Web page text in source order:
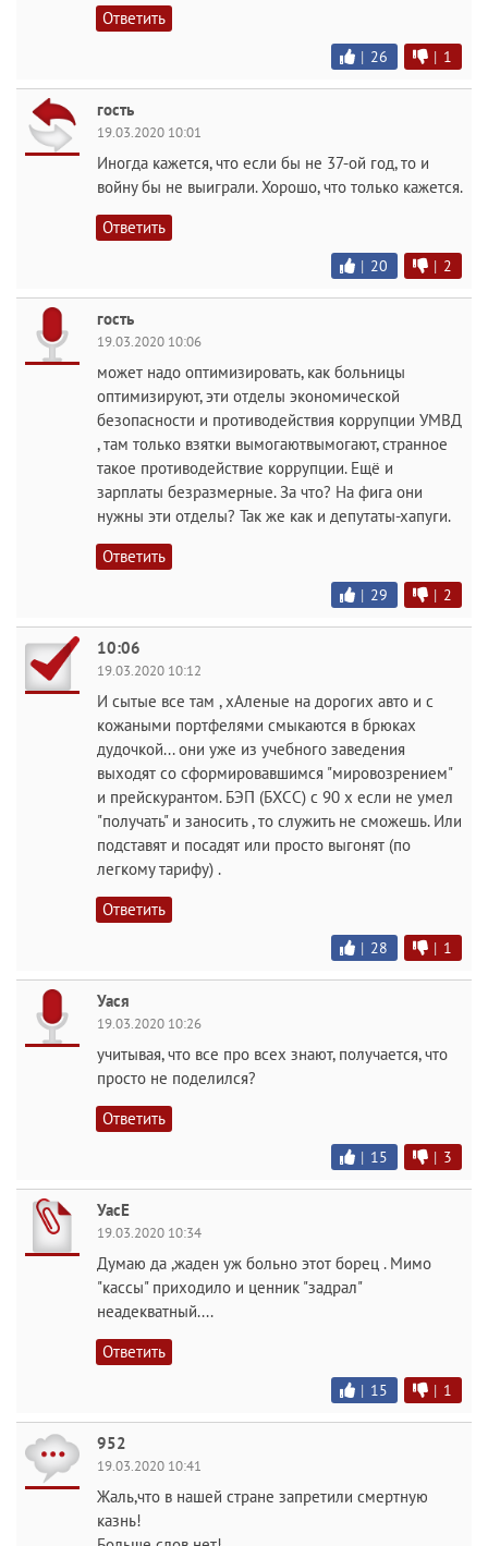
Ответить
| 26 | 1
гость
19.03.2020 10:01
Иногда кажется, что если бы не 37-ой год, то и
войну бы не выиграли. Хорошо, что только кажется.
Ответить
| 20 | 2
гость
19.03.2020 10:06
может надо оптимизировать, как больницы
оптимизируют, эти отделы экономической
безопасности и противодействия коррупции УМВД
, там только взятки вымогаютвымогают, странное
такое противодействие коррупции. Ещё и
зарплаты безразмерные. За что? На фига они
нужны эти отделы? Так же как и депутаты-хапуги.
Ответить
| 29 | 2
10:06
19.03.2020 10:12
И сытые все там , хАленые на дорогих авто и с
кожаными портфелями смыкаются в брюках
дудочкой... они уже из учебного заведения
выходят со сформировавшимся "мировозрением"
и прейскурантом. БЭП (БХСС) с 90 х если не умел
"получать" и заносить , то служить не сможешь. Или
подставят и посадят или просто выгонят (по
легкому тарифу) .
Ответить
| 28 | 1
Уася
19.03.2020 10:26
учитывая, что все про всех знают, получается, что
просто не поделился?
Ответить
| 15 | 3
УасЕ
19.03.2020 10:34
Думаю да ,жаден уж больно этот борец . Мимо
"кассы" приходило и ценник "задрал"
неадекватный....
Ответить
| 15 | 1
952
19.03.2020 10:41
Жаль,что в нашей стране запретили смертную
казнь!